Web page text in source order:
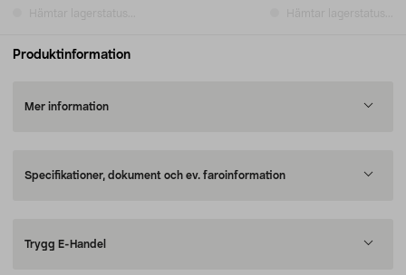
Hämtar lagerstatus... Hämtar lagerstatus...
Produktinformation
Mer information
Specifikationer, dokument och ev. faroinformation
Trygg E-Handel